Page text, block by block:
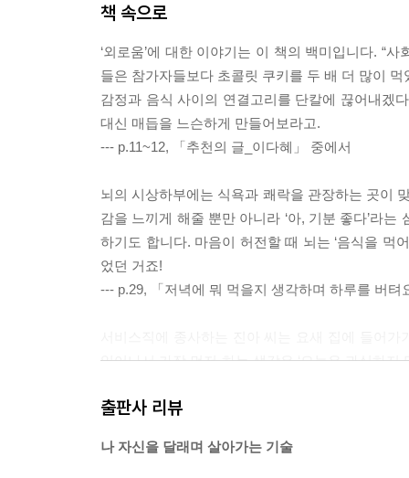
책 속으로
‘외로움’에 대한 이야기는 이 책의 백미입니다. “
들은 참가자들보다 초콜릿 쿠키를 두 배 더 많이
감정과 음식 사이의 연결고리를 단칼에 끊어내겠
대신 매듭을 느슨하게 만들어보라고.
--- p.11~12, 「추천의 글_이다혜」 중에서
뇌의 시상하부에는 식욕과 쾌락을 관장하는 곳이
감을 느끼게 해줄 뿐만 아니라 ‘아, 기분 좋다’라
하기도 합니다. 마음이 허전할 때 뇌는 ‘음식을 먹
었던 거죠!
--- p.29, 「저녁에 뭐 먹을지 생각하며 하루를 버텨
일어나서 가장 먼저 하는 생각은 ‘오늘은 과식하
‘나는 오늘 뭘 위해서 이렇게 열심히 살았지? 사람
에서 친구들의 카카오톡 프로필을 몇 번이고 들춰
출판사 리뷰
나 자신을 달래며 살아가는 기술